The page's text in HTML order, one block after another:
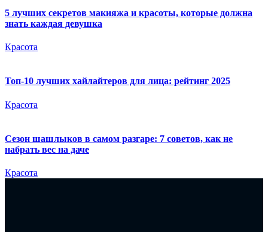
5 лучших секретов макияжа и красоты, которые должна
знать каждая девушка
Красота
Топ-10 лучших хайлайтеров для лица: рейтинг 2025
Красота
Сезон шашлыков в самом разгаре: 7 советов, как не
набрать вес на даче
Красота